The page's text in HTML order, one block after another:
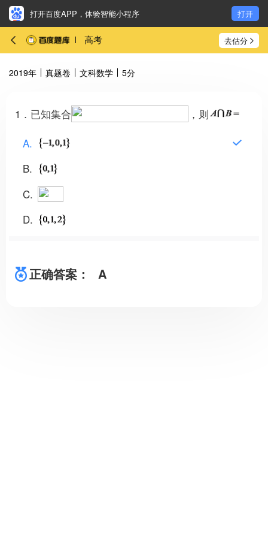
打开百度APP，体验智能小程序 打开
高考 去估分
2019年 真题卷 文科数学 5分
1．已知集合
，则
A
B
C
D
正确答案： A